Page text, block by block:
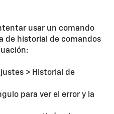
usar un comando
de historial de comandos
> Historial de
para ver el error y la